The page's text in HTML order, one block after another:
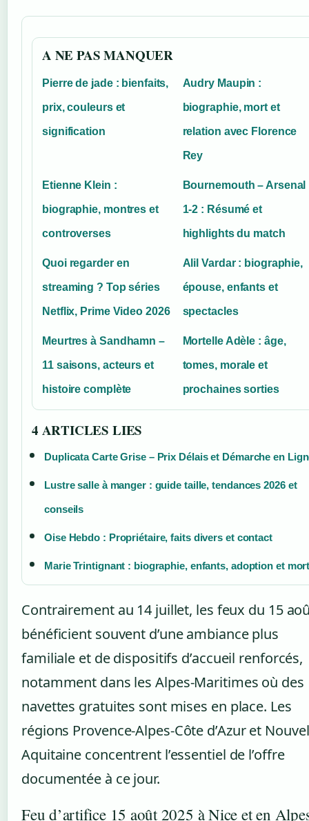
A NE PAS MANQUER
Pierre de jade : bienfaits,
prix, couleurs et
signification
Audry Maupin :
biographie, mort et
relation avec Florence
Rey
Etienne Klein :
biographie, montres et
controverses
Bournemouth – Arsenal
1-2 : Résumé et
highlights du match
Quoi regarder en
streaming ? Top séries
Netflix, Prime Video 2026
Alil Vardar : biographie,
épouse, enfants et
spectacles
Meurtres à Sandhamn –
11 saisons, acteurs et
histoire complète
Mortelle Adèle : âge,
tomes, morale et
prochaines sorties
4 ARTICLES LIES
Duplicata Carte Grise – Prix Délais et Démarche en
Lustre salle à manger : guide taille, tendances 2026 et
conseils
Oise Hebdo : Propriétaire, faits divers et contact
Marie Trintignant : biographie, enfants, adoption et
Contrairement au 14 juillet, les feux du 15
bénéficient souvent d’une ambiance plus
familiale et de dispositifs d’accueil renforcés,
notamment dans les Alpes-Maritimes où des
navettes gratuites sont mises en place. Les
régions Provence-Alpes-Côte d’Azur et
Aquitaine concentrent l’essentiel de l’offre
documentée à ce jour.
Feu d’artifice 15 août 2025 à Nice et en